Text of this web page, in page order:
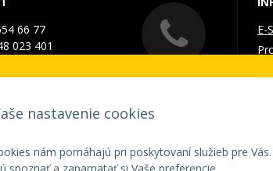
nastavenie cookies
nám pomáhajú pri poskytovaní služieb pre Vás.
66 77
023 401
E-
augusta 2026
a vytvorené objednávky začneme